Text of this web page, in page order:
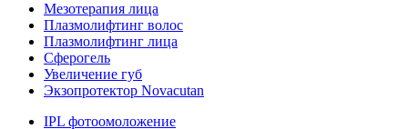
Мезотерапия лица
Плазмолифтинг волос
Плазмолифтинг лица
Сферогель
Увеличение губ
Экзопротектор Novacutan
IPL фотоомоложение